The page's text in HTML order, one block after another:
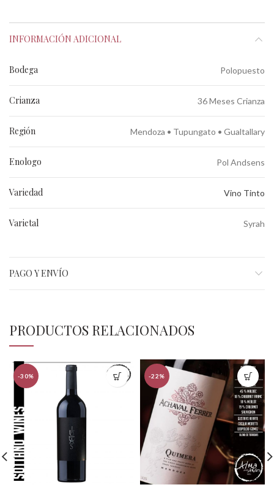
INFORMACIÓN ADICIONAL
Bodega Polopuesto
Crianza 36 Meses Crianza
Región Mendoza • Tupungato • Gualtallary
Enologo Pol Andsens
Variedad Vino Tinto
Varietal Syrah
PAGO Y ENVÍO
PRODUCTOS RELACIONADOS
-30% -22%